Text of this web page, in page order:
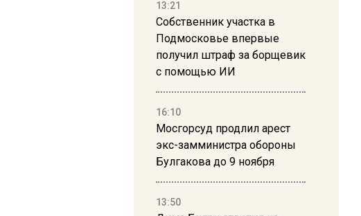
13:21
Собственник участка в
Подмосковье впервые
получил штраф за борщевик
с помощью ИИ
16:10
Мосгорсуд продлил арест
экс-замминистра обороны
Булгакова до 9 ноября
13:50